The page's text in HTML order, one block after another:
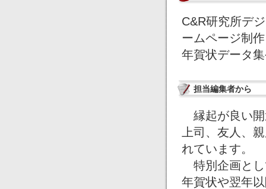
C&R研究所デ
ームページ制
年賀状データ
担当編集者から
縁起が良い開
上司、友人、
れています。
特別企画とし
年賀状や翌年